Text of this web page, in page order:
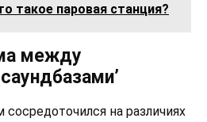
такое паровая станция?
между
на различиях